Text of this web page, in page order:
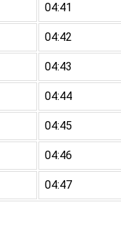
04:41
04:42
04:43
04:44
04:45
04:46
04:47